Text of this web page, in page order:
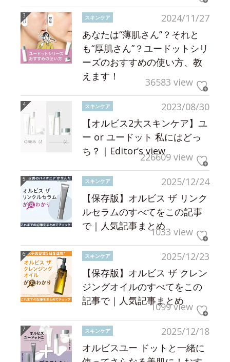
2024/11/27
スキンケア
あなたは“薄肌さん”？それと
も“厚肌さん”？ユードットシリ
ーズのおすすめの使い方、教
えます！
36583 view
2023/08/30
スキンケア
【オルビス2大スキンケア】ユ
ー or ユードット 私にはどっ
ち？｜Editor’s view226609 view
2025/12/24
スキンケア
【保存版】オルビス ザ リンク
ルセラムのすべてをこの記事
で｜人気記事まとめ1033 view
2025/12/23
スキンケア
【保存版】オルビス ザ クレン
ジングオイルのすべてをこの
記事で｜人気記事まとめ
1099 view
2025/12/18
スキンケア
オルビスユー ドットと一緒に